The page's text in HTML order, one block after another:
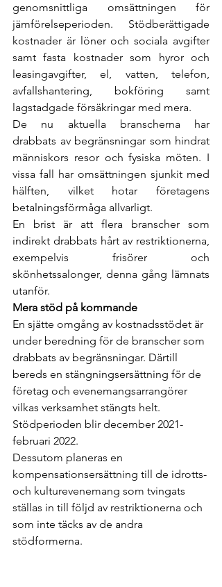
genomsnittliga omsättningen för
jämförelseperioden. Stödberättigade
kostnader är löner och sociala avgifter
samt fasta kostnader som hyror och
leasingavgifter, el, vatten, telefon,
avfallshantering, bokföring samt
lagstadgade försäkringar med mera.
De nu aktuella branscherna har
drabbats av begränsningar som hindrat
människors resor och fysiska möten. I
vissa fall har omsättningen sjunkit med
hälften, vilket hotar företagens
betalningsförmåga allvarligt.
En brist är att flera branscher som
indirekt drabbats hårt av restriktionerna,
exempelvis frisörer och
skönhetssalonger, denna gång lämnats
utanför.
Mera stöd på kommande
En sjätte omgång av kostnadsstödet är
under beredning för de branscher som
drabbats av begränsningar. Därtill
bereds en stängningsersättning för de
företag och evenemangsarrangörer
vilkas verksamhet stängts helt.
Stödperioden blir december 2021-
februari 2022.
Dessutom planeras en
kompensationsersättning till de idrotts-
och kulturevenemang som tvingats
ställas in till följd av restriktionerna och
som inte täcks av de andra
stödformerna.